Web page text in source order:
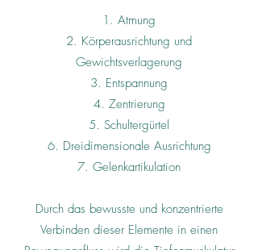
1. Atmung
2. Körperausrichtung und
Gewichtsverlagerung
3. Entspannung
4. Zentrierung
5. Schultergürtel
6. Dreidimensionale Ausrichtung
7. Gelenkartikulation
Durch das bewusste und konzentrierte
Verbinden dieser Elemente in einen